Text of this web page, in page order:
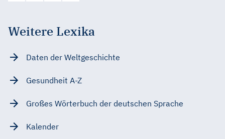
Weitere Lexika
Daten der Weltgeschichte
Gesundheit A-Z
Großes Wörterbuch der deutschen Sprache
Kalender